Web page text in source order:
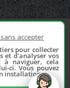
accepter
pour collecter
et d'analyser vos
à naviguer, cela
ci. Vous pouvez
installation.